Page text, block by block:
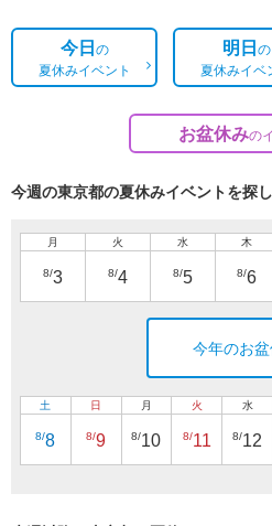
今日の
夏休みイベント
明日の
夏休みイベ
お盆休みの
今週の東京都の夏休みイベントを探
月
8/3
火
8/4
水
8/5
木
8/6
今年のお
土
8/8
日
8/9
月
8/10
火
8/11
水
8/12